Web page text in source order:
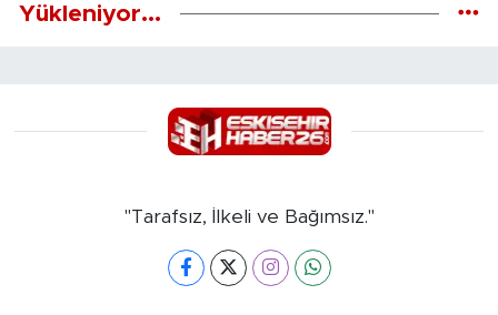
Yükleniyor...
"Tarafsız, İlkeli ve Bağımsız."